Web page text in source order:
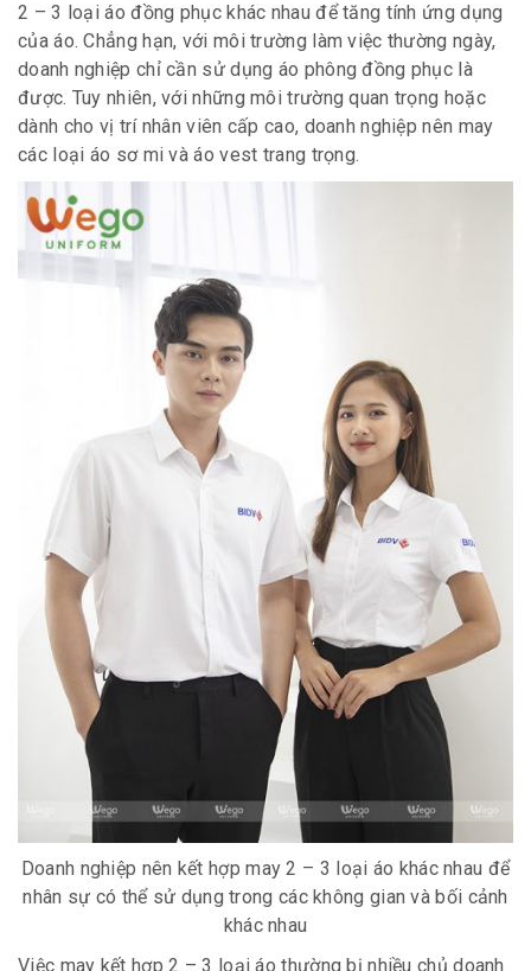
2 – 3 loại áo đồng phục khác nhau để tăng tính ứng dụng
của áo. Chẳng hạn, với môi trường làm việc thường ngày,
doanh nghiệp chỉ cần sử dụng áo phông đồng phục là
được. Tuy nhiên, với những môi trường quan trọng hoặc
dành cho vị trí nhân viên cấp cao, doanh nghiệp nên may
các loại áo sơ mi và áo vest trang trọng.
Doanh nghiệp nên kết hợp may 2 – 3 loại áo khác nhau để
nhân sự có thể sử dụng trong các không gian và bối cảnh
khác nhau
Việc may kết hợp 2 – 3 loại áo thường bị nhiều chủ doanh